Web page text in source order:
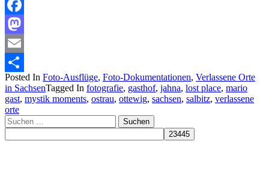
Facebook
Mastodon
Email
Teilen
Posted In Foto-Ausflüge, Foto-Dokumentationen, Verlassene Orte
in SachsenTagged In fotografie, gasthof, jahna, lost place, mario
gast, mystik moments, ostrau, ottewig, sachsen, salbitz, verlassene
orte
Suchen
nach: